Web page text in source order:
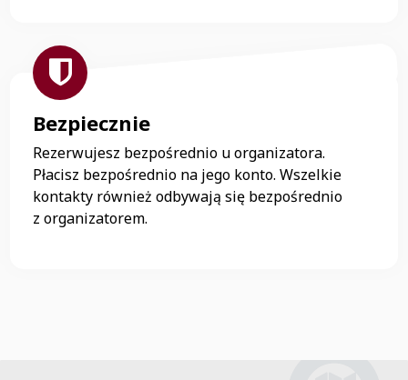
Bezpiecznie
Rezerwujesz bezpośrednio u organizatora.
Płacisz bezpośrednio na jego konto. Wszelkie
kontakty również odbywają się bezpośrednio
z organizatorem.